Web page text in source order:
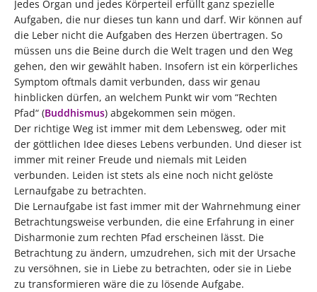
Jedes Organ und jedes Körperteil erfüllt ganz spezielle
Aufgaben, die nur dieses tun kann und darf. Wir können auf
die Leber nicht die Aufgaben des Herzen übertragen. So
müssen uns die Beine durch die Welt tragen und den Weg
gehen, den wir gewählt haben. Insofern ist ein körperliches
Symptom oftmals damit verbunden, dass wir genau
hinblicken dürfen, an welchem Punkt wir vom “Rechten
Pfad“ (Buddhismus) abgekommen sein mögen.
Der richtige Weg ist immer mit dem Lebensweg, oder mit
der göttlichen Idee dieses Lebens verbunden. Und dieser ist
immer mit reiner Freude und niemals mit Leiden
verbunden. Leiden ist stets als eine noch nicht gelöste
Lernaufgabe zu betrachten.
Die Lernaufgabe ist fast immer mit der Wahrnehmung einer
Betrachtungsweise verbunden, die eine Erfahrung in einer
Disharmonie zum rechten Pfad erscheinen lässt. Die
Betrachtung zu ändern, umzudrehen, sich mit der Ursache
zu versöhnen, sie in Liebe zu betrachten, oder sie in Liebe
zu transformieren wäre die zu lösende Aufgabe.